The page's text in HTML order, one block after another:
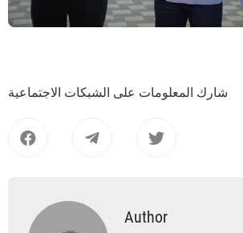
شارك المعلومات على الشبكات الاجتماعية
Author